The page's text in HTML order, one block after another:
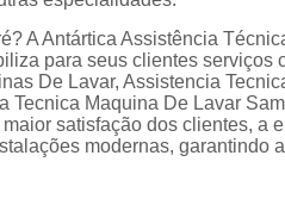
Assistencia
Assistencia
Refrigerador
A Antártica Assistência
para seus clientes serviços
De Lavar, Assistencia
Tecnica Maquina De Lavar
satisfação dos clientes, a
modernas, garantindo